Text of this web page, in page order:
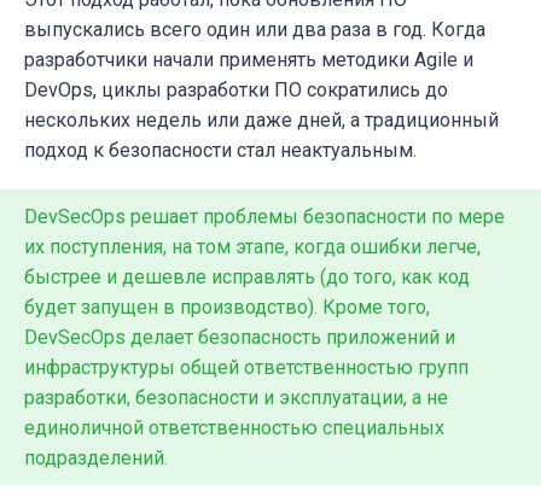
выпускались всего один или два раза в год. Когда
разработчики начали применять методики Agile и
DevOps, циклы разработки ПО сократились до
нескольких недель или даже дней, а традиционный
подход к безопасности стал неактуальным.
DevSecOps решает проблемы безопасности по мере
их поступления, на том этапе, когда ошибки легче,
быстрее и дешевле исправлять (до того, как код
будет запущен в производство). Кроме того,
DevSecOps делает безопасность приложений и
инфраструктуры общей ответственностью групп
разработки, безопасности и эксплуатации, а не
единоличной ответственностью специальных
подразделений.